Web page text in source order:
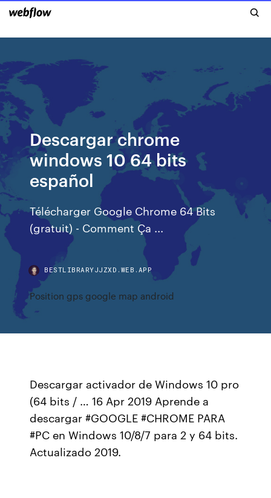
Descargar chrome
windows 10 64 bits
español
Télécharger Google Chrome 64 Bits
(gratuit) - Comment Ça ...
BESTLIBRARYJJZXD.WEB.APP
Position gps google map android
Descargar activador de Windows 10 pro
(64 bits / … 16 Apr 2019 Aprende a
descargar #GOOGLE #CHROME PARA
#PC en Windows 10/8/7 para 2 y 64 bits.
Actualizado 2019.